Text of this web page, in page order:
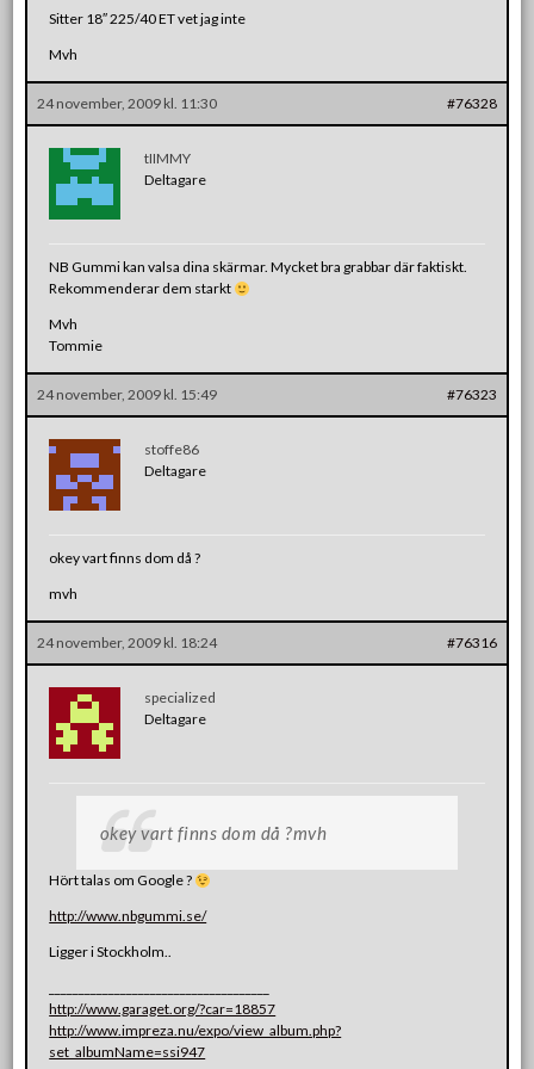
Sitter 18″ 225/40 ET vet jag inte
Mvh
24 november, 2009 kl. 11:30 #76328
tIIMMY
Deltagare
NB Gummi kan valsa dina skärmar. Mycket bra grabbar där faktiskt.
Rekommenderar dem starkt
Mvh
Tommie
24 november, 2009 kl. 15:49 #76323
stoffe86
Deltagare
okey vart finns dom då ?
mvh
24 november, 2009 kl. 18:24 #76316
specialized
Deltagare
okey vart finns dom då ?mvh
Hört talas om Google ?
http://www.nbgummi.se/
Ligger i Stockholm..
http://www.garaget.org/?car=18857
http://www.impreza.nu/expo/view_album.php?
set_albumName=ssi947